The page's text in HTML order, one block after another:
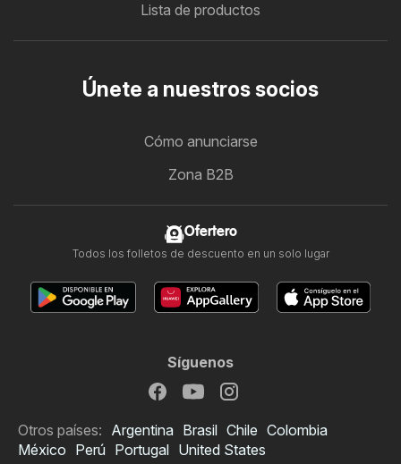
Lista de productos
Únete a nuestros socios
Cómo anunciarse
Zona B2B
Ofertero
Todos los folletos de descuento en un solo lugar
Síguenos
Otros países: Argentina Brasil Chile Colombia
México Perú Portugal United States